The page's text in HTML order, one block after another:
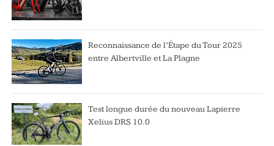
Reconnaissance de l’Étape du Tour 2025
entre Albertville et La Plagne
Test longue durée du nouveau Lapierre
Xelius DRS 10.0